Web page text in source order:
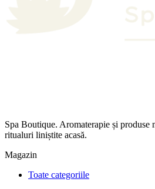
Spa Boutique. Aromaterapie și produse
ritualuri liniștite acasă.
Magazin
Toate categoriile